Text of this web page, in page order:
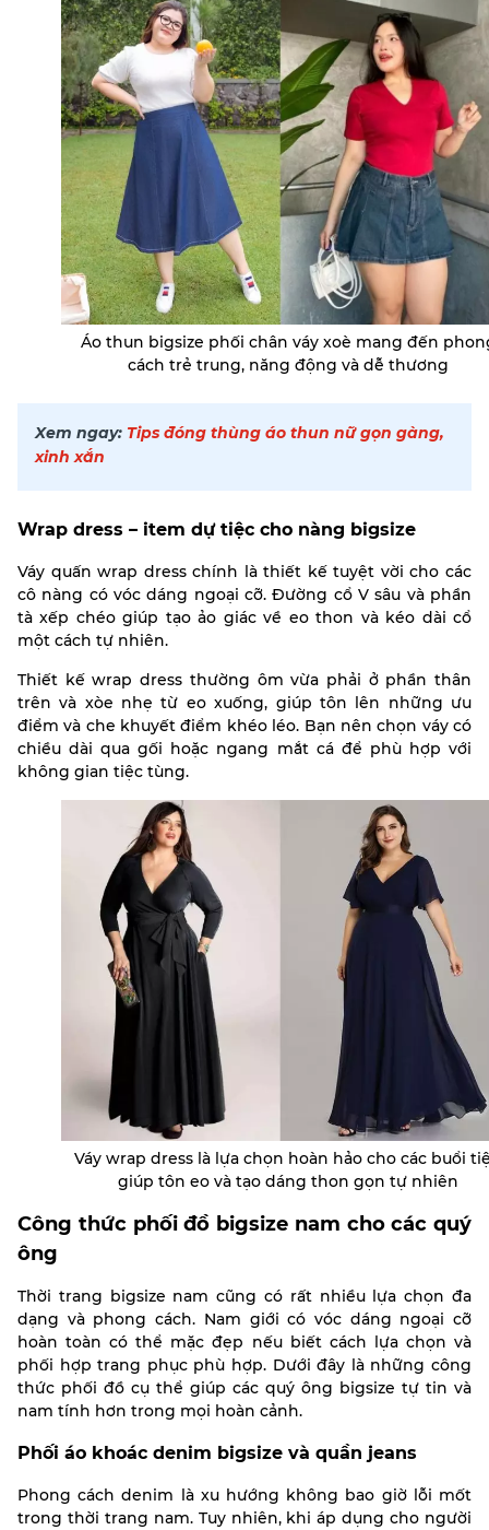
Áo thun bigsize phối chân váy xoè mang đến
cách trẻ trung, năng động và dễ thương
Xem ngay: Tips đóng thùng áo thun nữ gọn gàng,
xinh xắn
Wrap dress – item dự tiệc cho nàng bigsize
Váy quấn wrap dress chính là thiết kế tuyệt vời cho các
cô nàng có vóc dáng ngoại cỡ. Đường cổ V sâu và phần
tà xếp chéo giúp tạo ảo giác về eo thon và kéo dài cổ
một cách tự nhiên.
Thiết kế wrap dress thường ôm vừa phải ở phần thân
trên và xòe nhẹ từ eo xuống, giúp tôn lên những ưu
điểm và che khuyết điểm khéo léo. Bạn nên chọn váy có
chiều dài qua gối hoặc ngang mắt cá để phù hợp với
không gian tiệc tùng.
Váy wrap dress là lựa chọn hoàn hảo cho các buổi
giúp tôn eo và tạo dáng thon gọn tự nhiên
Công thức phối đồ bigsize nam cho các quý
ông
Thời trang bigsize nam cũng có rất nhiều lựa chọn đa
dạng và phong cách. Nam giới có vóc dáng ngoại cỡ
hoàn toàn có thể mặc đẹp nếu biết cách lựa chọn và
phối hợp trang phục phù hợp. Dưới đây là những công
thức phối đồ cụ thể giúp các quý ông bigsize tự tin và
nam tính hơn trong mọi hoàn cảnh.
Phối áo khoác denim bigsize và quần jeans
Phong cách denim là xu hướng không bao giờ lỗi mốt
trong thời trang nam. Tuy nhiên, khi áp dụng cho người